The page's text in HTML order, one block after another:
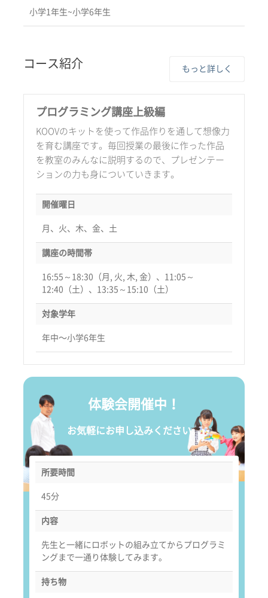
小学1年生~小学6年生
コース紹介 もっと詳しく
プログラミング講座上級編
KOOVのキットを使って作品作りを通して想像力
を育む講座です。毎回授業の最後に作った作品
を教室のみんなに説明するので、プレゼンテー
ションの力も身についていきます。
開催曜日
月、火、木、金、土
講座の時間帯
16:55～18:30（月, 火, 木, 金）、11:05～
12:40（土）、13:35～15:10（土）
対象学年
年中〜小学6年生
体験会開催中！
お気軽にお申し込みください。
所要時間
45分
内容
先生と一緒にロボットの組み立てからプログラミ
ングまで一通り体験してみます。
持ち物